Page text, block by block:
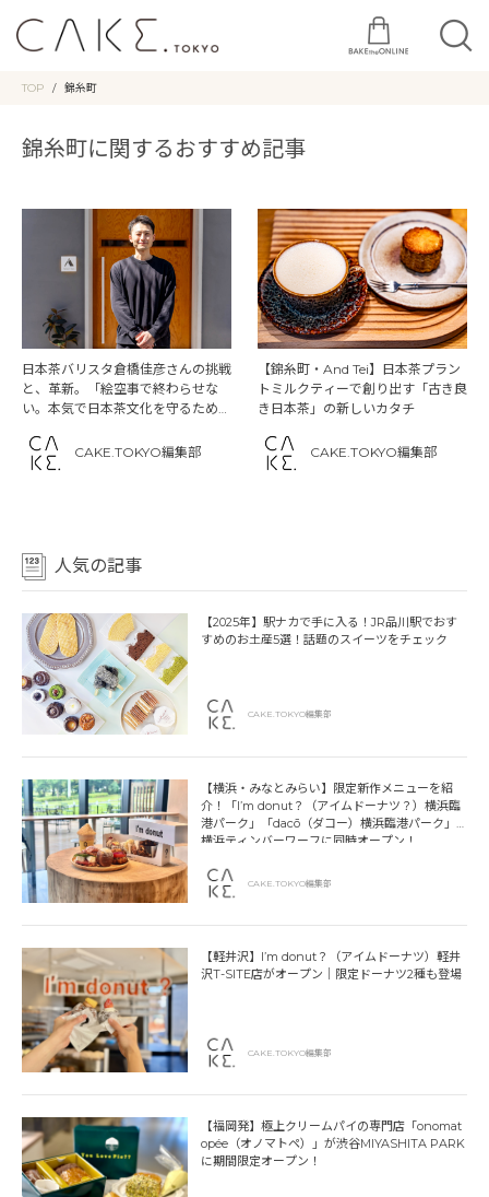
TOP 錦糸町
錦糸町に関するおすすめ記事
日本茶バリスタ倉橋佳彦さんの挑戦
と、革新。「絵空事で終わらせな
い。本気で日本茶文化を守るため
CAKE.TOKYO編集部
【錦糸町・And Tei】日本茶プラン
トミルクティーで創り出す「古き良
き日本茶」の新しいカタチ
CAKE.TOKYO編集部
人気の記事
【2025年】駅ナカで手に入る！JR品川駅でおす
すめのお土産5選！話題のスイーツをチェック
CAKE.TOKYO編集部
【横浜・みなとみらい】限定新作メニューを紹
介！「I’m donut？（アイムドーナツ？）横浜臨
港パーク」「dacō（ダコー）横浜臨港パーク」
横浜ティンバーワーフに同時オープン！
CAKE.TOKYO編集部
【軽井沢】I’m donut？（アイムドーナツ）軽井
沢T-SITE店がオープン｜限定ドーナツ2種も登場
CAKE.TOKYO編集部
【福岡発】極上クリームパイの専門店「onomat
opée（オノマトペ）」が渋谷MIYASHITA PARK
に期間限定オープン！